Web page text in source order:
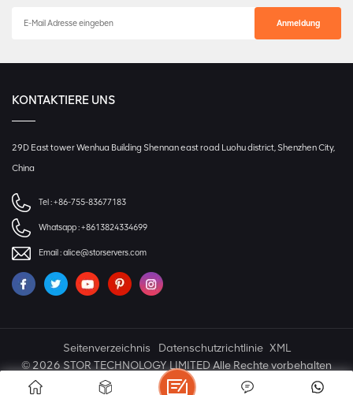
KONTAKTIERE UNS
29D East tower Wenhua Building Shennan east road Luohu district, Shenzhen City,
China
Tel :+86-755-83677183
Whatsapp :+8613824334699
Email :alice@storservers.com
Seitenverzeichnis Datenschutzrichtlinie XML
© 2026 STOR TECHNOLOGY LIMITED Alle Rechte vorbehalten
IPv6 NETZWERK UNTERSTÜTZT